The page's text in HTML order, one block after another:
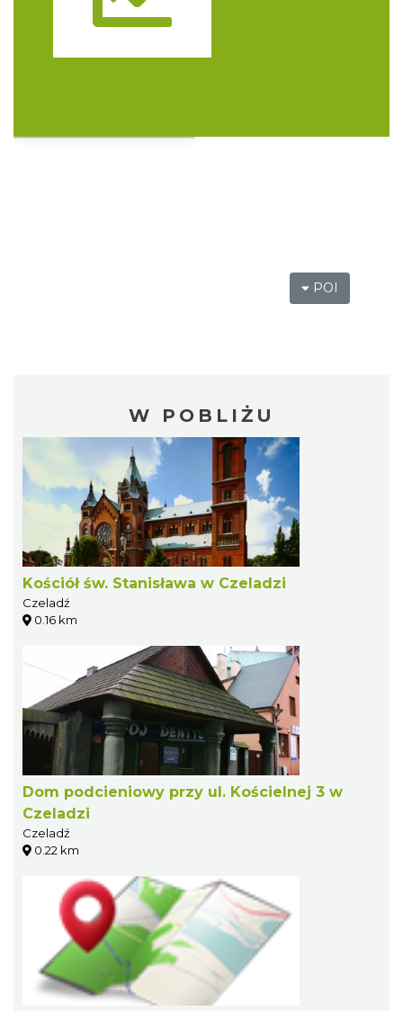
POI
W POBLIŻU
Kościół św. Stanisława w Czeladzi
Czeladź
0.16 km
Dom podcieniowy przy ul. Kościelnej 3 w
Czeladzi
Czeladź
0.22 km